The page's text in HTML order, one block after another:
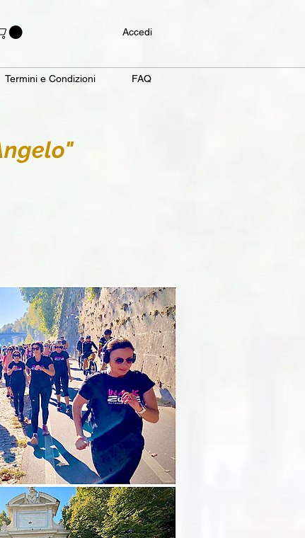
Accedi
Termini e Condizioni FAQ